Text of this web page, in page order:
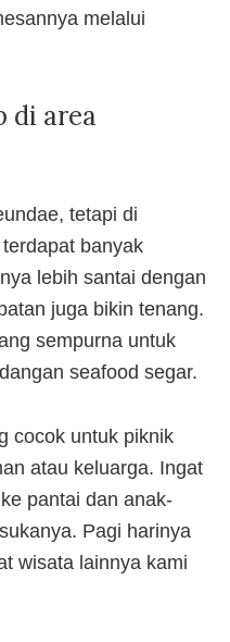
melalui
di area
tetapi di
banyak
lebih santai dengan
juga bikin tenang.
sempurna untuk
seafood segar.
cocok untuk piknik
atau keluarga. Ingat
pantai dan anak-
Pagi harinya
wisata lainnya kami